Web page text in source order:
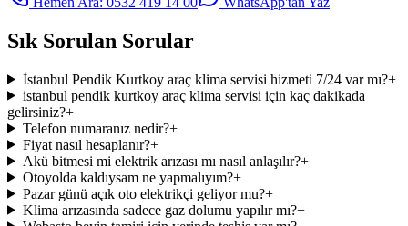
Sık Sorulan Sorular
İstanbul Pendik Kurtkoy araç klima servisi hizmeti 7/24 var mı?+
istanbul pendik kurtkoy araç klima servisi için kaç dakikada
gelirsiniz?+
Telefon numaranız nedir?+
Fiyat nasıl hesaplanır?+
Akü bitmesi mi elektrik arızası mı nasıl anlaşılır?+
Otoyolda kaldıysam ne yapmalıyım?+
Pazar günü açık oto elektrikçi geliyor mu?+
Klima arızasında sadece gaz dolumu yapılır mı?+